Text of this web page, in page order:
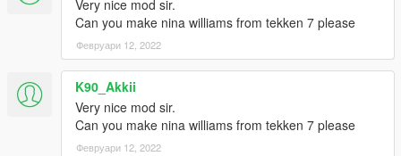
Very nice mod sir.
Can you make nina williams from tekken 7 please
Февруари 12, 2022
K90_Akkii
Very nice mod sir.
Can you make nina williams from tekken 7 please
Февруари 12, 2022